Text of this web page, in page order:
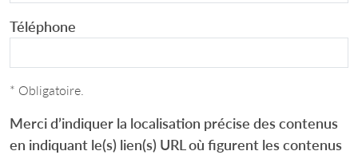
Téléphone
* Obligatoire.
Merci d’indiquer la localisation précise des contenus
en indiquant le(s) lien(s) URL où figurent les contenus